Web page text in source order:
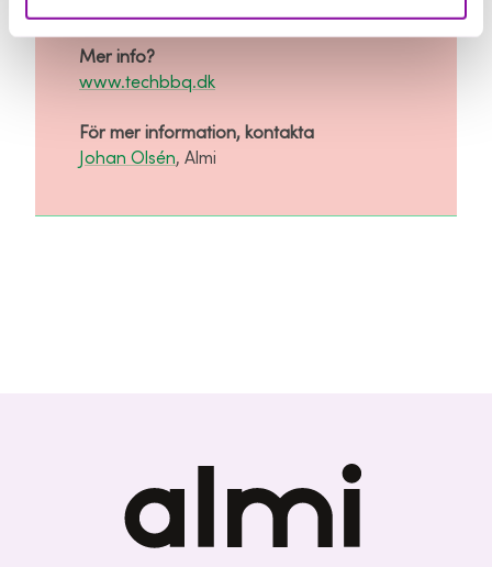
Mer info?
www.techbbq.dk
För mer information, kontakta
Johan Olsén, Almi